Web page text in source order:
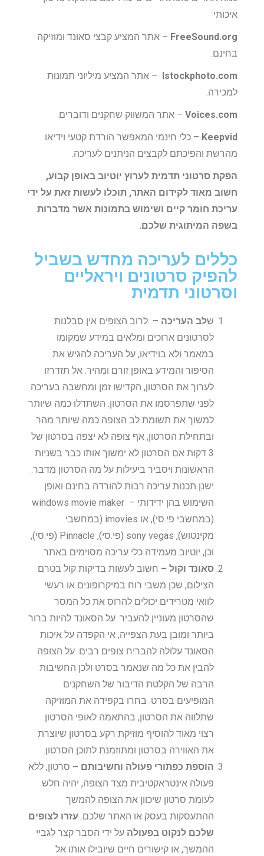
איכותי
FreeSound.org – אתר המציע קבצי סאונד ומוזיקה
בחינם.
Istockphoto.com
– אתר המציע מיליוני תמונות
למכירה.
Voices.com – אתר המשווק שחקנים ודוברים.
Keepvid – כלי חינמי המאפשר הורדת קטעי וידיאו
מהרשת והפיכתם לקבצים הניתנים לעריכה.
הפקת סרטוני תדמית לערוץ יוטיוב באופן קבוע,
חשוב מאוד לקידום האתר, תוכלו לעשות זאת על ידי
עריכת חומר קיים ושימוש בתמונות אשר מדברות
בשפה המיתוגית שלכם.
כללים לעריכה מחדש בשביל
להפיק סרטונים ויראליים
וסרטוני תדמית
שלב העריכה – לרוב הצופים אין סבלנות
לסרטונים ארוכים ומלאים במידע שמקומו
במאמר ולא בוידיאו, על העריכה להגיש את
הסיפור והמידע באופן זורם ומהיר. אל תזדרזו
לערוך את הסרטון, הקדישו זמן ומחשבה בעריכה
לפני שתפרסמו את הסרטון. השתדלו כמה שיותר
למשוך את תשומת לב הצופה כמה שיותר מהר
ובתחילת הסרטון, אף צופה לא יצפה בסרטון של
3 דקות אם הסרטון לא ימשוך אותו כבר בשניות
הראשונות ויסביר ביעילות על מה הסרטון מדבר.
ישנן תכנות עריכה רבות להורדה בחינם ואופן
השימוש בהן ידידותי – windows movie maker
(במחשבי פי.סי), או imovies (במחשבי
מקינטוש), sony vegas (פי.סי), Pinnacle (פי.סי),
וכן, יוטיוב מעמידה כלי עריכה מסוימים באתר.
סאונד וקול – חשוב לעשות בדיקות קול בטרם
הצילום, שכן משבי רוח במיקרופונים או רעשי
לוואי מטרידים יכולים להרוס את כל המסר
שהסרטון מעוניין להעביר. על הסאונד להיות ברור
ביותר ומובן בעת הצפייה, אי הקפדה על איכות
הסאונד עלולה להבריח צופים רבים. על הצופה
להבין את כל מה שנאמר בסרט ולכן החשיבות
הרבה של הקלטת הדיבור של השחקנים
המופיעים בסרט. בחרו בקפידה את המוזיקה
שתלווה את הסרטון, בהתאמה לאופי הסרטון.
רצוי מאוד להוסיף מוזיקת רקע בסרטון שיוצרת
את האווירה בסרטון ומתוזמנת לתוכן הסרטון.
הוספת כפתורי פעולה וחשיבותם – סרטון, ללא
פעולה אינטראקטיבית מצד הצופה, יהיה חלש
לעומת סרטון שיכוון את הצופה להמשך
ההתעסקות בעסק או האתר שלכם. עזרו לצופים
שלכם לנקוט בפעולה על ידי הסבר קצר לגביי
ההמשך, או קישורים חיים שיובילו אותו אל